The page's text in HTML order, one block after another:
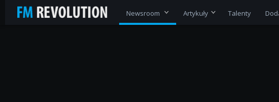
Newsroom Artykuły Talenty